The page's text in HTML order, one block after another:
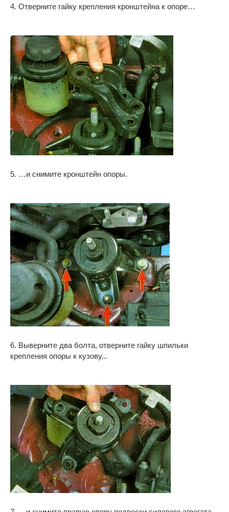
4. Отверните гайку крепления кронштейна к опоре…
5. …и снимите кронштейн опоры.
6. Выверните два болта, отверните гайку шпильки
крепления опоры к кузову,..